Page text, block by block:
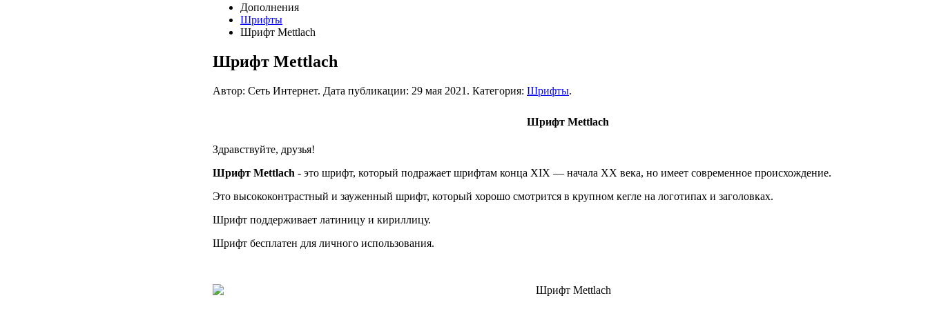
Дополнения
Шрифты
Шрифт Mettlach
Шрифт Mettlach
Автор: Сеть Интернет. Дата публикации: 29 мая 2021 . Категория: Шрифты.
Шрифт Mettlach
Здравствуйте, друзья!
Шрифт Mettlach - это шрифт, который подражает шрифтам конца XIX — начала XX века, но имеет современное происхождение.
Это высококонтрастный и зауженный шрифт, который хорошо смотрится в крупном кегле на логотипах и заголовках.
Шрифт поддерживает латиницу и кириллицу.
Шрифт бесплатен для личного использования.